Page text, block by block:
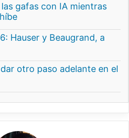
gafas con IA mientras
Hauser y Beaugrand, a
otro paso adelante en el